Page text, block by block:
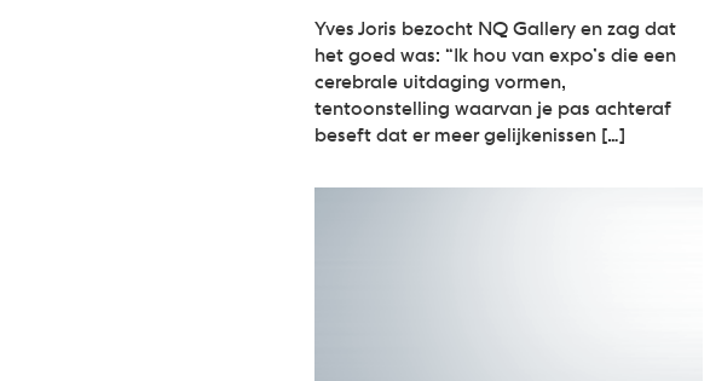
Yves Joris bezocht NQ Gallery en zag dat
het goed was: “Ik hou van expo’s die een
cerebrale uitdaging vormen,
tentoonstelling waarvan je pas achteraf
beseft dat er meer gelijkenissen […]